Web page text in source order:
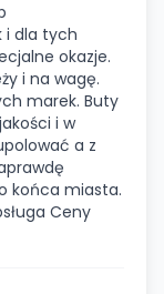
i dla tych
okazje.
i na wagę.
marek. Buty
i w
a z
końca miasta.
Ceny